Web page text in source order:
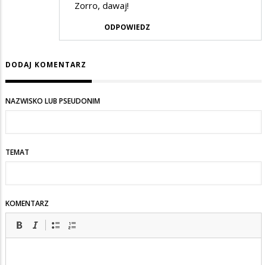
Zorro, dawaj!
ODPOWIEDZ
DODAJ KOMENTARZ
NAZWISKO LUB PSEUDONIM
TEMAT
KOMENTARZ